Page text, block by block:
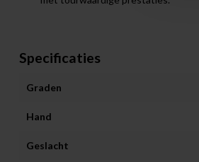
Specificaties
Graden
Hand
Geslacht